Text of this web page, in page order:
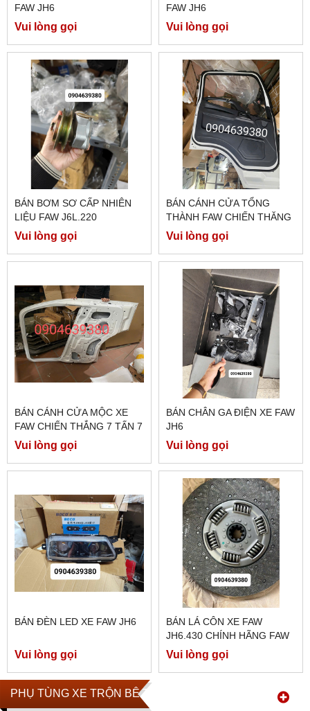
PHỤ TÙNG XE TRỘN BÊ TÔNG
FAW JH6
Vui lòng gọi
FAW JH6
Vui lòng gọi
BÁN BƠM SƠ CẤP NHIÊN
LIỆU FAW J6L.220
Vui lòng gọi
BÁN CÁNH CỬA TỔNG
THÀNH FAW CHIẾN THĂNG
7 TẤN 7
Vui lòng gọi
BÁN CÁNH CỬA MỘC XE
FAW CHIẾN THẮNG 7 TẤN 7
Vui lòng gọi
BÁN CHÂN GA ĐIỆN XE FAW
JH6
Vui lòng gọi
BÁN ĐÈN LED XE FAW JH6
Vui lòng gọi
BÁN LÁ CÔN XE FAW
JH6.430 CHÍNH HÃNG FAW
Vui lòng gọi